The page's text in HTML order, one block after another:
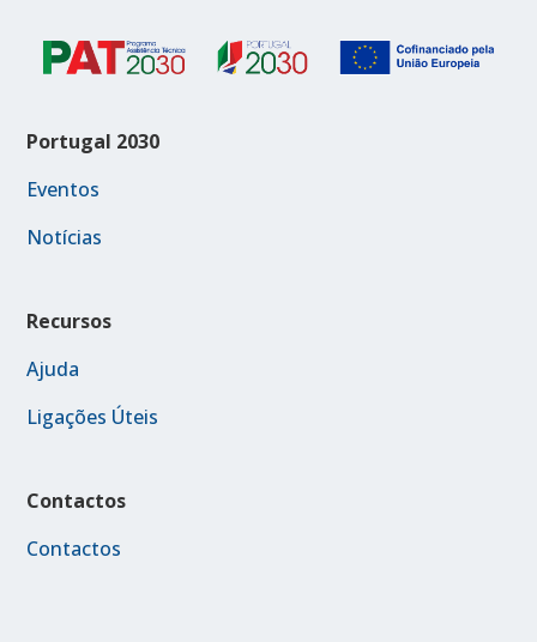
Portugal 2030
Eventos
Notícias
Recursos
Ajuda
Ligações Úteis
Contactos
Contactos